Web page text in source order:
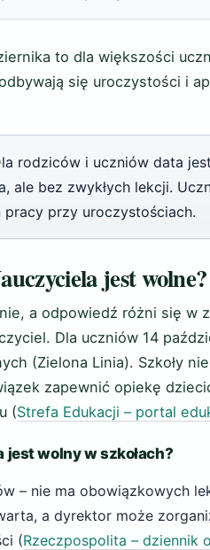
to dla większości
się uroczystości i
rodziców i uczniów data
ale bez zwykłych lekcji.
pracy przy uroczystościach.
jest wolne?
a odpowiedź różni się w
Dla uczniów 14
(Zielona Linia). Szkoły
zapewnić opiekę
(Strefa Edukacji – portal
jest wolny w szkołach?
– nie ma obowiązkowych
a dyrektor może
(Rzeczpospolita – dziennik